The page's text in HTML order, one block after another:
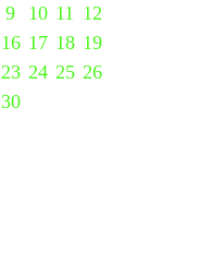
9 10 11 12
16 17 18 19
23 24 25 26
30